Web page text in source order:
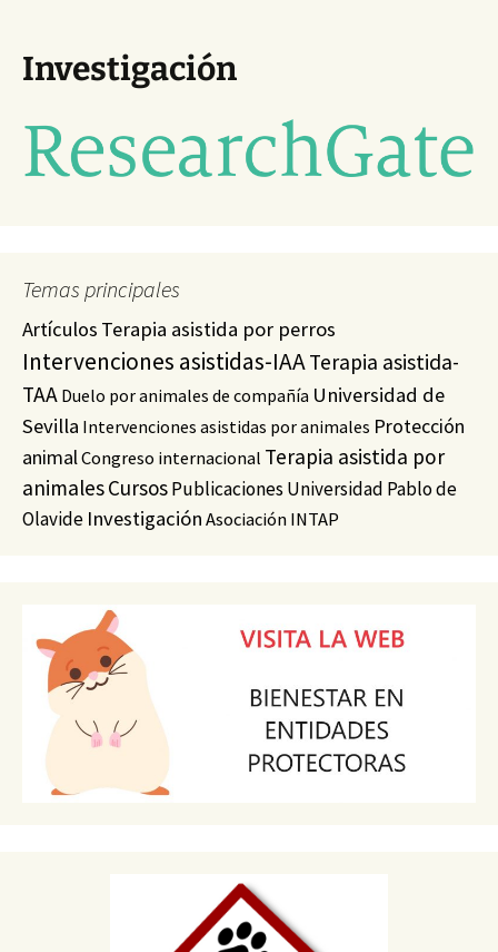
Investigación
Temas principales
Artículos Terapia asistida por perros
Intervenciones asistidas-IAATerapia asistida-
TAA Duelo por animales de compañía Universidad de
Sevilla Intervenciones asistidas por animales Protección
animalCongreso internacional Terapia asistida por
animalesCursosPublicacionesUniversidad Pablo de
Olavide InvestigaciónAsociación INTAP